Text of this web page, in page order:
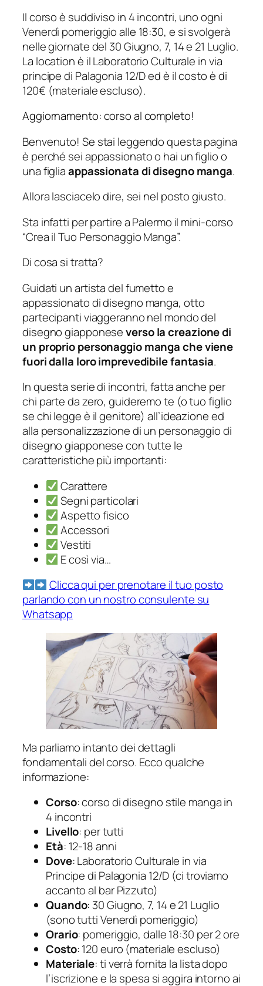
Il corso è suddiviso in 4 incontri, uno ogni
Venerdì pomeriggio alle 18:30, e si svolgerà
nelle giornate del 30 Giugno, 7, 14 e 21 Luglio.
La location è il Laboratorio Culturale in via
principe di Palagonia 12/D ed è il costo è di
120€ (materiale escluso).
Aggiornamento: corso al completo!
Benvenuto! Se stai leggendo questa pagina
è perché sei appassionato o hai un figlio o
una figliaappassionata di disegno manga.
Allora lasciacelo dire, sei nel posto giusto.
Sta infatti per partire a Palermo il mini-corso
“Crea il Tuo Personaggio Manga”.
Di cosa si tratta?
Guidati un artista del fumetto e
appassionato di disegno manga, otto
partecipanti viaggeranno nel mondo del
disegno giapponeseverso la creazione di
un proprio personaggio manga che viene
fuori dalla loro imprevedibile fantasia.
In questa serie di incontri, fatta anche per
chi parte da zero, guideremo te (o tuo figlio
se chi legge è il genitore) all’ideazione ed
alla personalizzazione di un personaggio di
disegno giapponese con tutte le
caratteristiche più importanti:
Carattere
Segni particolari
Aspetto fisico
Accessori
Vestiti
E così via…
Clicca qui per prenotare il tuo posto
parlando con un nostro consulente su
Whatsapp
Ma parliamo intanto dei dettagli
fondamentali del corso. Ecco qualche
informazione:
Corso: corso di disegno stile manga in
4 incontri
Livello: per tutti
Età: 12-18 anni
Dove: Laboratorio Culturale in via
Principe di Palagonia 12/D (ci troviamo
accanto al bar Pizzuto)
Quando: 30 Giugno, 7, 14 e 21 Luglio
(sono tutti Venerdì pomeriggio)
Orario: pomeriggio, dalle 18:30 per 2 ore
Costo: 120 euro (materiale escluso)
Materiale: ti verrà fornita la lista dopo
l’iscrizione e la spesa si aggira intorno ai